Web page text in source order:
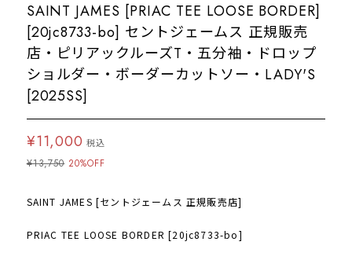
SAINT JAMES [PRIAC TEE LOOSE BORDER]
[20jc8733-bo] セントジェームス 正規販売
店・ピリアックルーズT・五分袖・ドロップ
ショルダー・ボーダーカットソー・LADY'S
[2025SS]
¥11,000 税込
¥13,750 20%OFF
SAINT JAMES [セントジェームス 正規販売店]
PRIAC TEE LOOSE BORDER [20jc8733-bo]